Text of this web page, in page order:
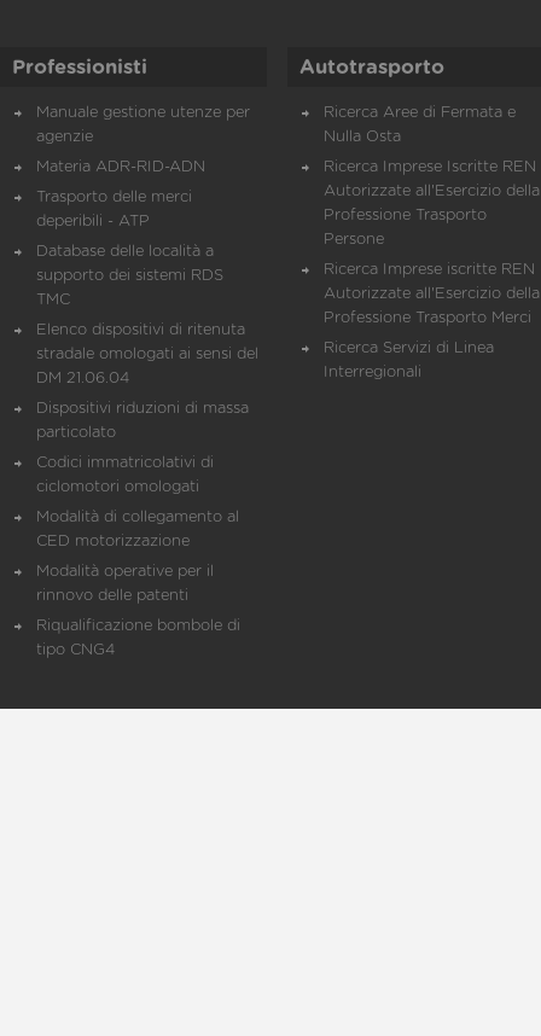
Professionisti
Manuale gestione utenze per
agenzie
Materia ADR-RID-ADN
Trasporto delle merci
deperibili - ATP
Database delle località a
supporto dei sistemi RDS
TMC
Elenco dispositivi di ritenuta
stradale omologati ai sensi del
DM 21.06.04
Dispositivi riduzioni di massa
particolato
Codici immatricolativi di
ciclomotori omologati
Modalità di collegamento al
CED motorizzazione
Modalità operative per il
rinnovo delle patenti
Riqualificazione bombole di
tipo CNG4
Autotrasporto
Ricerca Aree di Fermata e
Nulla Osta
Ricerca Imprese Iscritte REN
Autorizzate all'Esercizio della
Professione Trasporto
Persone
Ricerca Imprese iscritte REN
Autorizzate all'Esercizio della
Professione Trasporto Merci
Ricerca Servizi di Linea
Interregionali